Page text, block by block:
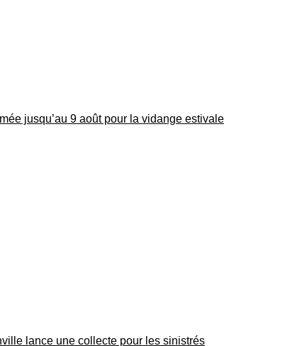
jusqu’au 9 août pour la vidange estivale
lance une collecte pour les sinistrés